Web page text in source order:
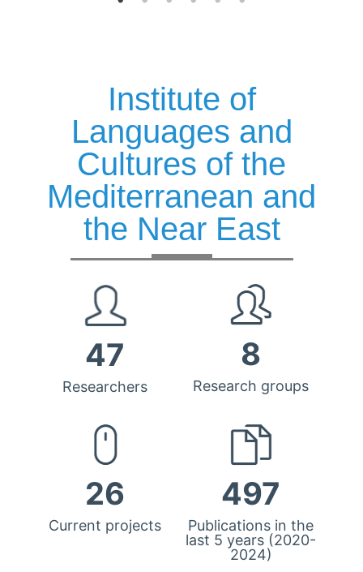
Institute of
Languages ​​and
Cultures of the
Mediterranean and
the Near East
47
Researchers
8
Research groups
26
Current projects
497
Publications in the
last 5 years (2020-
2024)